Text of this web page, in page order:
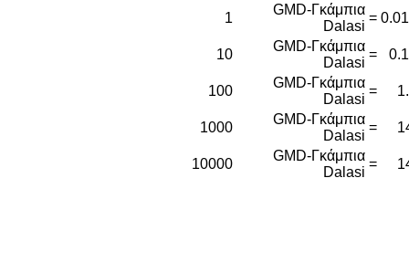
1
GMD-Γκάμπια
Dalasi
=
10
GMD-Γκάμπια
Dalasi
=
100
GMD-Γκάμπια
Dalasi
=
1000
GMD-Γκάμπια
Dalasi
=
10000
GMD-Γκάμπια
Dalasi
=